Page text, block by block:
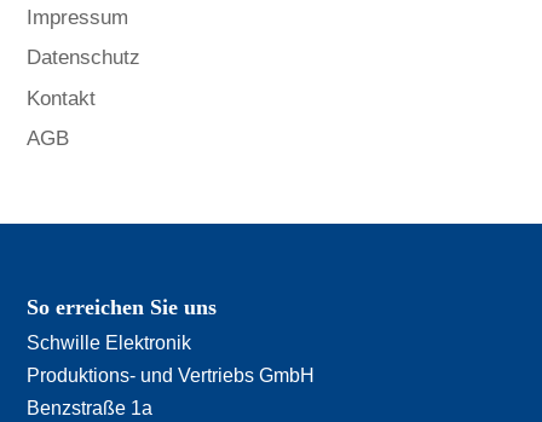
Impressum
Datenschutz
Kontakt
AGB
So erreichen Sie uns
Schwille Elektronik
Produktions- und Vertriebs GmbH
Benzstraße 1a